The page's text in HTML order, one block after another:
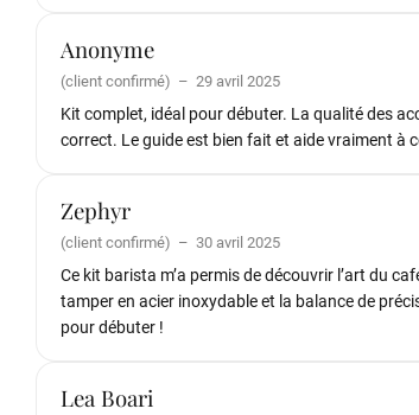
Anonyme
(client confirmé) – 29 avril 2025
Kit complet, idéal pour débuter. La qualité des
correct. Le guide est bien fait et aide vraiment à
Zephyr
(client confirmé) – 30 avril 2025
Ce kit barista m’a permis de découvrir l’art du
tamper en acier inoxydable et la balance de
pour débuter !
Lea Boari